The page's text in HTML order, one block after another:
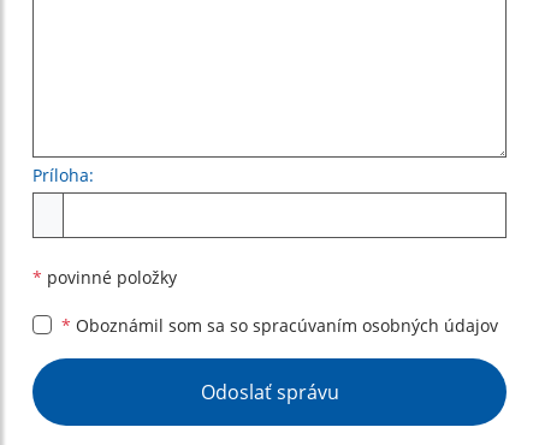
Príloha:
* povinné položky
* Oboznámil som sa so spracúvaním osobných údajov
Google reCaptcha Response
Odoslať správu